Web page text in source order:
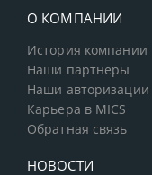
О КОМПАНИИ
История компании
Наши партнеры
Наши авторизации
Карьера в MICS
Обратная связь
НОВОСТИ